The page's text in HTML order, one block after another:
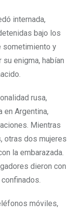
internada,
bajo los
sometimiento y
enigma, habían
rusa,
en Argentina,
Mientras
otras dos mujeres
la embarazada.
dieron con
móviles,